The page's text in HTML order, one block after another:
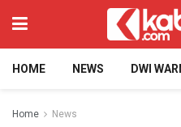
HOME NEWS DWI
Home News